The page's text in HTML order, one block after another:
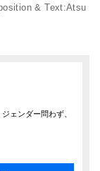
& Text:Atsu
ェンダー問わず、